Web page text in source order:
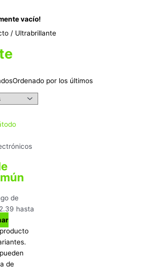
vacío!
/ Ultrabrillante
Ordenado por los últimos
de
hasta
de